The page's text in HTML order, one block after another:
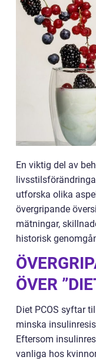
En viktig del av
utforska olika
övergripande
mätningar,
historisk
ÖVER
Diet PCOS syftar
minska
Eftersom
vanliga hos